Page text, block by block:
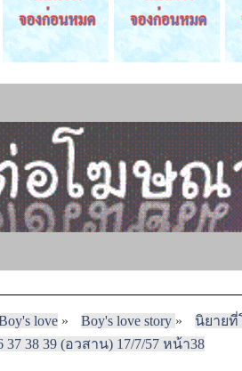
love» Boy's love story » นิยายที่
38 39 (อวสาน) 17/7/57 หน้า38